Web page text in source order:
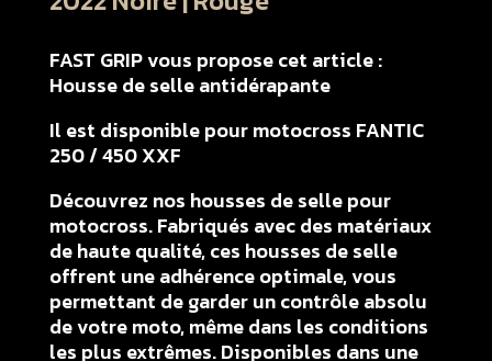
FAST GRIP vous propose cet article :
Housse de selle antidérapante
Il est disponible pour motocross FANTIC
250 / 450 XXF
Découvrez nos housses de selle pour
motocross. Fabriqués avec des matériaux
de haute qualité, ces housses de selle
offrent une adhérence optimale, vous
permettant de garder un contrôle absolu
de votre moto, même dans les conditions
les plus extrêmes. Disponibles dans une